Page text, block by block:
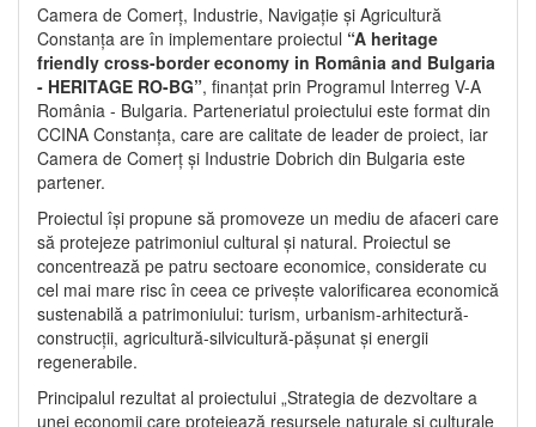
Camera de Comerț, Industrie, Navigație și Agricultură
Constanța are în implementare proiectul “A heritage
friendly cross-border economy in România and Bulgaria
- HERITAGE RO-BG”, finanțat prin Programul Interreg V-A
România - Bulgaria. Parteneriatul proiectului este format din
CCINA Constanța, care are calitate de leader de proiect, iar
Camera de Comerț și Industrie Dobrich din Bulgaria este
partener.
Proiectul își propune să promoveze un mediu de afaceri care
să protejeze patrimoniul cultural și natural. Proiectul se
concentrează pe patru sectoare economice, considerate cu
cel mai mare risc în ceea ce privește valorificarea economică
sustenabilă a patrimoniului: turism, urbanism-arhitectură-
construcții, agricultură-silvicultură-pășunat și energii
regenerabile.
Principalul rezultat al proiectului „Strategia de dezvoltare a
unei economii care protejează resursele naturale și culturale